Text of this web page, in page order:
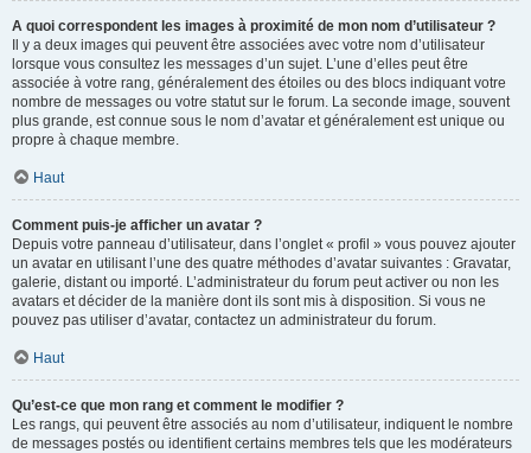
A quoi correspondent les images à proximité de mon nom d’utilisateur ?
Il y a deux images qui peuvent être associées avec votre nom d’utilisateur
lorsque vous consultez les messages d’un sujet. L’une d’elles peut être
associée à votre rang, généralement des étoiles ou des blocs indiquant votre
nombre de messages ou votre statut sur le forum. La seconde image, souvent
plus grande, est connue sous le nom d’avatar et généralement est unique ou
propre à chaque membre.
Haut
Comment puis-je afficher un avatar ?
Depuis votre panneau d’utilisateur, dans l’onglet « profil » vous pouvez ajouter
un avatar en utilisant l’une des quatre méthodes d’avatar suivantes : Gravatar,
galerie, distant ou importé. L’administrateur du forum peut activer ou non les
avatars et décider de la manière dont ils sont mis à disposition. Si vous ne
pouvez pas utiliser d’avatar, contactez un administrateur du forum.
Haut
Qu’est-ce que mon rang et comment le modifier ?
Les rangs, qui peuvent être associés au nom d’utilisateur, indiquent le nombre
de messages postés ou identifient certains membres tels que les modérateurs